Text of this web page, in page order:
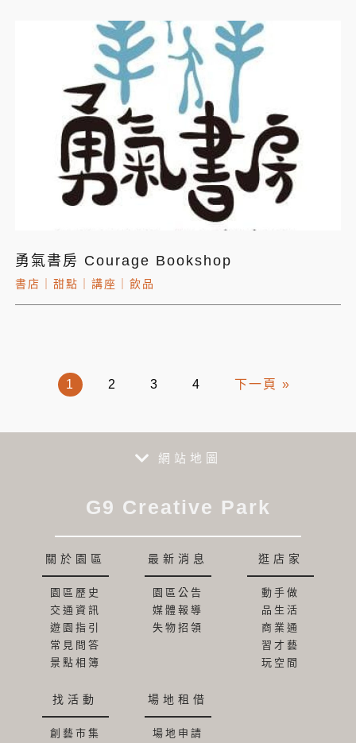
勇氣書房 Courage Bookshop
書店 甜點 講座 飲品
1 2 3 4 下一頁 »
網站地圖
G9 Creative Park
關於園區
園區歷史
交通資訊
遊園指引
常見問答
景點相簿
最新消息
園區公告
媒體報導
失物招領
逛店家
動手做
品生活
商業通
習才藝
玩空間
找活動
創藝市集
場地租借
場地申請